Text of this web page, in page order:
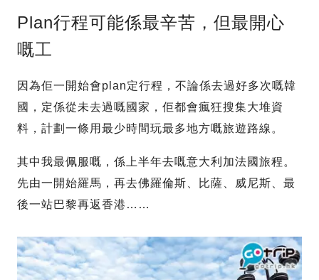
Plan行程可能係最辛苦，但最開心
嘅工
因為佢一開始會plan定行程，不論係去過好多次嘅韓
國，定係從未去過嘅國家，佢都會瘋狂搜集大堆資
料，計劃一條用最少時間玩最多地方嘅旅遊路線。
其中我最佩服嘅，係上半年去嘅意大利加法國旅程。
先由一開始羅馬，再去佛羅倫斯、比薩、威尼斯、最
後一站巴黎再返香港……